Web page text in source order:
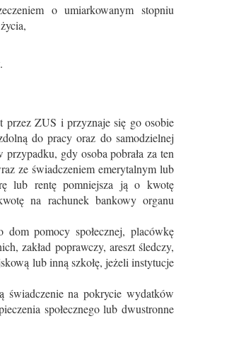
o umiarkowanym stopniu
przez ZUS i przyznaje się go osobie
do pracy oraz do samodzielnej
gdy osoba pobrała za ten
ze świadczeniem emerytalnym lub
lub rentę pomniejsza ją o kwotę
na rachunek bankowy organu
dom pomocy społecznej, placówkę
zakład poprawczy, areszt śledczy,
lub inną szkołę, jeżeli instytucje
świadczenie na pokrycie wydatków
społecznego lub dwustronne